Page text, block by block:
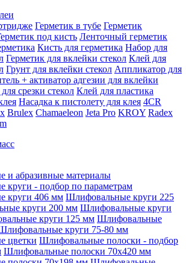
Герметик в тубе Герметик
под кисть Ленточный герметик
Кисть для герметика Набор для
Герметик для вклейки стекол Клей для
Грунт для вклейки стекол Аппликатор для
+ активатор адгезии для вклейки
срезки стекол Клей для пластика
Насадка к пистолету для клея 4CR
Brulex Chamaeleon Jeta Pro KROY Radex
и абразивные материалы
круги - подбор по параметрам
круги 406 мм Шлифовальные круги 225
круги 200 мм Шлифовальные круги
круги 125 мм Шлифовальные
круги 75-80 мм
цветки Шлифовальные полоски - подбор
Шлифовальные полоски 70x420 мм